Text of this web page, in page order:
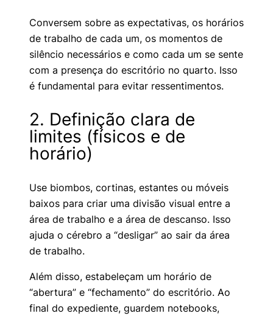
Conversem sobre as expectativas, os horários
de trabalho de cada um, os momentos de
silêncio necessários e como cada um se sente
com a presença do escritório no quarto. Isso
é fundamental para evitar ressentimentos.
2. Definição clara de
limites (físicos e de
horário)
Use biombos, cortinas, estantes ou móveis
baixos para criar uma divisão visual entre a
área de trabalho e a área de descanso. Isso
ajuda o cérebro a “desligar” ao sair da área
de trabalho.
Além disso, estabeleçam um horário de
“abertura” e “fechamento” do escritório. Ao
final do expediente, guardem notebooks,